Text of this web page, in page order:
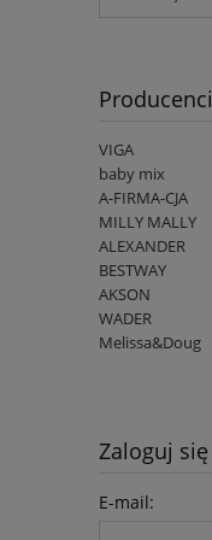
Producenci
VIGA
baby mix
A-FIRMA-CJA
MILLY MALLY
ALEXANDER
BESTWAY
AKSON
WADER
Melissa&Doug
Zaloguj się
E-mail: